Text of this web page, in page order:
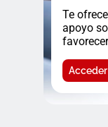
Te
apoyo